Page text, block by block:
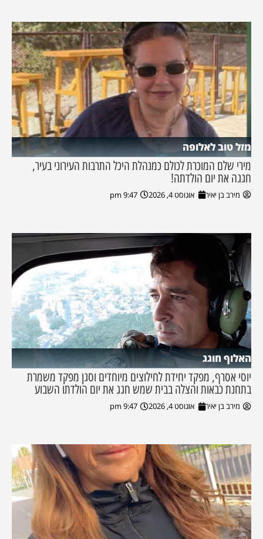
מזל טוב לאלופה
מירי שלם המוכרת לכולם כמנהלת היכל התרבות העירוני בעיר,
חגגה את יום הולדתה!
מירב בן יאיר אוגוסט 4, 2026 9:47 pm
האלוף חוגג
יוסי אסרף, מפקד יחידת לחילוצים מיוחדים וסגן מפקד משמרת
בתחנת כבאות והצלה בבית שמש חגג את יום הולדתו השבוע
מירב בן יאיר אוגוסט 4, 2026 9:47 pm